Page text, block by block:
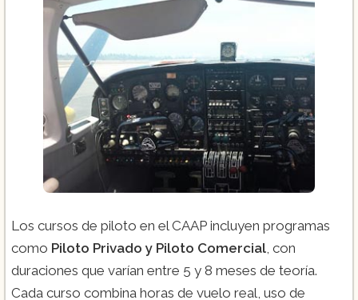
Los cursos de piloto en el CAAP incluyen programas
como Piloto Privado y Piloto Comercial, con
duraciones que varían entre 5 y 8 meses de teoría.
Cada curso combina horas de vuelo real, uso de